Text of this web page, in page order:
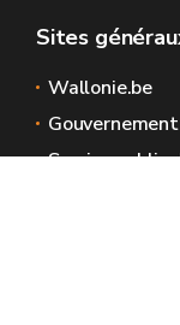
Sites
Wallonie.be
Gouvernement
Service public